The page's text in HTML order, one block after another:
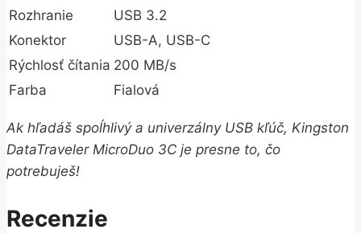
Rozhranie
USB 3.2
Konektor
USB-A, USB-C
Rýchlosť čítania 200 MB/s
Farba
Fialová
Ak hľadáš spoĺhlivý a univerzálny USB kľúč, Kingston
DataTraveler MicroDuo 3C je presne to, čo
potrebuješ!
Recenzie